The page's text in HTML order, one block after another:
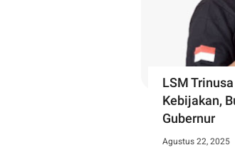
LSM
Kebijakan,
Gubernur
Agustus 22, 2025